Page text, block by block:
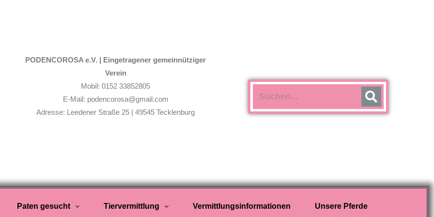
PODENCOROSA e.V. | Eingetragener gemeinnütziger
Verein
Mobil: 0152 33852805
E-Mail: podencorosa@gmail.com
Adresse: Leedener Straße 25 | 49545 Tecklenburg
Paten gesucht Tiervermittlung Vermittlungsinformationen Unsere Pferde